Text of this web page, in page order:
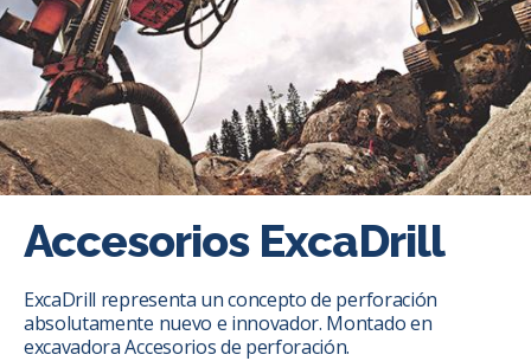
Accesorios ExcaDrill
ExcaDrill representa un concepto de perforación
absolutamente nuevo e innovador. Montado en
excavadora Accesorios de perforación.